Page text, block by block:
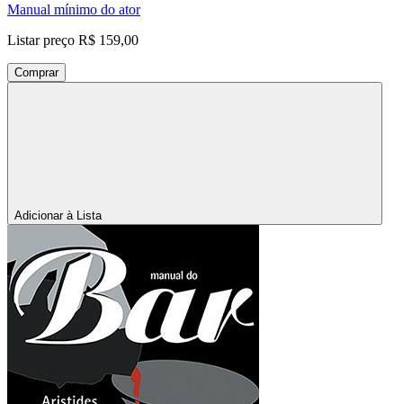
Manual mínimo do ator
Listar preço R$ 159,00
Comprar
Adicionar à Lista